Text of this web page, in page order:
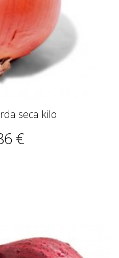
seca kilo
€